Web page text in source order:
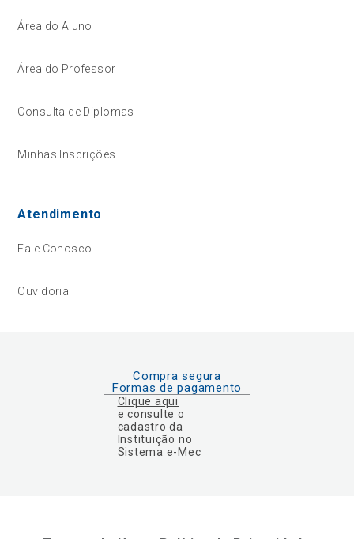
Área do Aluno
Área do Professor
Consulta de Diplomas
Minhas Inscrições
Atendimento
Fale Conosco
Ouvidoria
Compra segura
Formas de pagamento
Clique aqui
e consulte o
cadastro da
Instituição no
Sistema e-Mec